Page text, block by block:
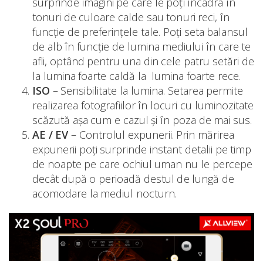
tonuri de culoare calde sau tonuri reci, în
funcție de preferințele tale. Poți seta balansul
de alb în funcție de lumina mediului în care te
afli, optând pentru una din cele patru setări de
la lumina foarte caldă la lumina foarte rece.
ISO – Sensibilitate la lumina. Setarea permite
realizarea fotografiilor în locuri cu luminozitate
scăzută așa cum e cazul și în poza de mai sus.
AE / EV – Controlul expunerii. Prin mărirea
expunerii poți surprinde instant detalii pe timp
de noapte pe care ochiul uman nu le percepe
decât după o perioadă destul de lungă de
acomodare la mediul nocturn.